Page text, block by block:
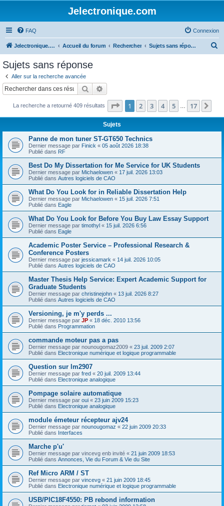
Jelectronique.com
FAQ Connexion
Jelectronique.com Accueil du forum Rechercher Sujets sans réponse
c
Sujets sans réponse
Aller sur la recherche avancée
Rechercher
La recherche a retourné 409 résultats Page 1sur17
1 2 3 4 5 17
Sujets
Panne de mon tuner ST-GT650 Technics
Dernier message par Finick « 05 août 2026 18:38
Publié dans RF
Best Do My Dissertation for Me Service for UK Students
Dernier message par Michaelowen « 17 juil. 2026 13:03
Publié dans Autres logiciels de CAO
What Do You Look for in Reliable Dissertation Help
Dernier message par Michaelowen « 15 juil. 2026 7:51
Publié dans Eagle
What Do You Look for Before You Buy Law Essay Support
Dernier message par timothyl « 15 juil. 2026 6:56
Publié dans Eagle
Academic Poster Service – Professional Research &
Conference Posters
Dernier message par jessicamark « 14 juil. 2026 10:05
Publié dans Autres logiciels de CAO
Master Thesis Help Service: Expert Academic Support for
Graduate Students
Dernier message par christinejohn « 13 juil. 2026 8:27
Publié dans Autres logiciels de CAO
Versioning, je m'y perds ...
Dernier message par JP « 18 déc. 2010 13:56
Publié dans Programmation
commande moteur pas a pas
Dernier message par nounougomaz2009 « 23 juil. 2009 2:07
Publié dans Electronique numérique et logique programmable
Question sur lm2907
Dernier message par fred « 20 juil. 2009 13:44
Publié dans Electronique analogique
Pompage solaire automatique
Dernier message par oui « 23 juin 2009 15:23
Publié dans Electronique analogique
module émeteur récepteur ajv24
Dernier message par nounougomaz « 22 juin 2009 20:33
Publié dans Interfaces
Marche p'u'
Dernier message par vincevg enb invité « 21 juin 2009 18:53
Publié dans Annonces, Vie du Forum & Vie du Site
Ref Micro ARM / ST
Dernier message par vincevg « 21 juin 2009 18:45
Publié dans Electronique numérique et logique programmable
USB/PIC18F4550: PB rebond information